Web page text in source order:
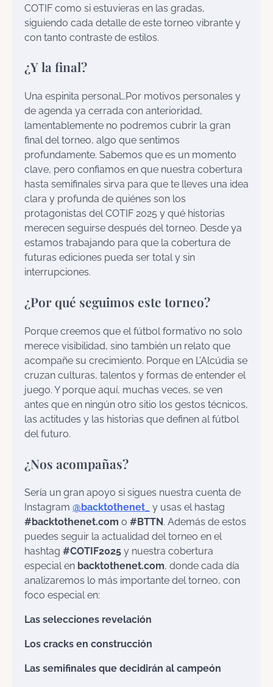
COTIF como si estuvieras en las gradas,
siguiendo cada detalle de este torneo vibrante y
con tanto contraste de estilos.
¿Y la final?
Una espinita personal…Por motivos personales y
de agenda ya cerrada con anterioridad,
lamentablemente no podremos cubrir la gran
final del torneo, algo que sentimos
profundamente. Sabemos que es un momento
clave, pero confiamos en que nuestra cobertura
hasta semifinales sirva para que te lleves una idea
clara y profunda de quiénes son los
protagonistas del COTIF 2025 y qué historias
merecen seguirse después del torneo. Desde ya
estamos trabajando para que la cobertura de
futuras ediciones pueda ser total y sin
interrupciones.
¿Por qué seguimos este torneo?
Porque creemos que el fútbol formativo no solo
merece visibilidad, sino también un relato que
acompañe su crecimiento. Porque en L’Alcúdia se
cruzan culturas, talentos y formas de entender el
juego. Y porque aquí, muchas veces, se ven
antes que en ningún otro sitio los gestos técnicos,
las actitudes y las historias que definen al fútbol
del futuro.
¿Nos acompañas?
Sería un gran apoyo si sigues nuestra cuenta de
Instagram @backtothenet_
y usas el hastag
#backtothenet.com o #BTTN . Además de estos
puedes seguir la actualidad del torneo en el
hashtag #COTIF2025 y nuestra cobertura
especial en backtothenet.com, donde cada día
analizaremos lo más importante del torneo, con
foco especial en:
Las selecciones revelación
Los cracks en construcción
Las semifinales que decidirán al campeón